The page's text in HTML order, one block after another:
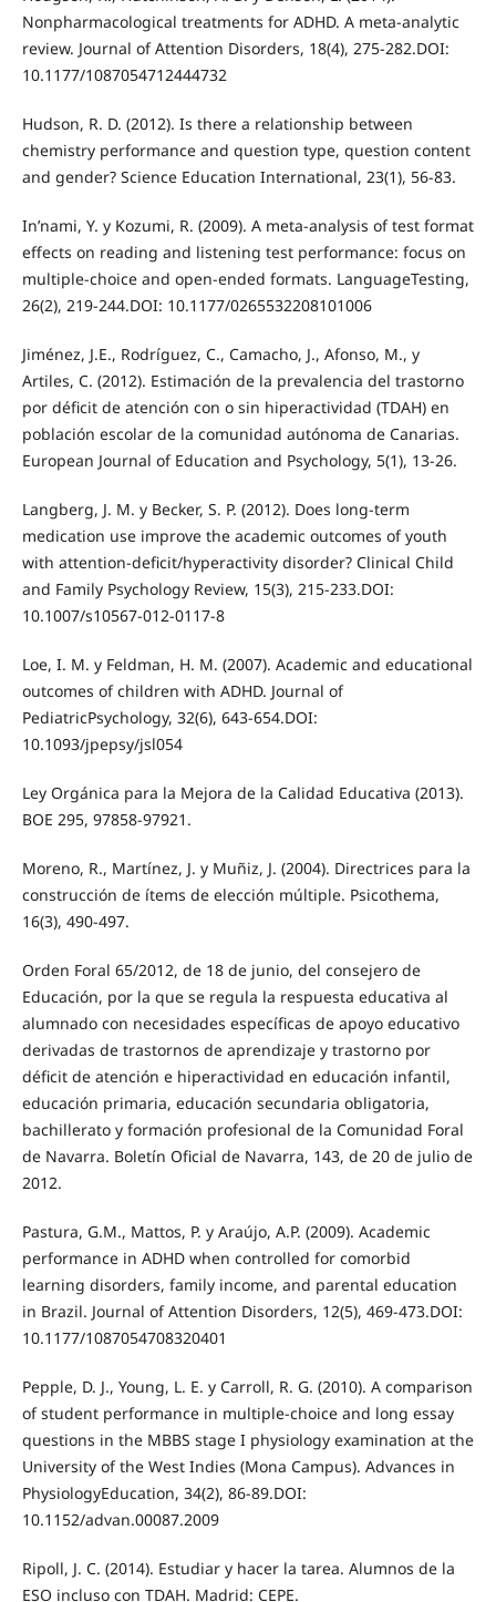
Nonpharmacological treatments for ADHD. A meta-analytic
review. Journal of Attention Disorders, 18(4), 275-282.DOI:
10.1177/1087054712444732
Hudson, R. D. (2012). Is there a relationship between
chemistry performance and question type, question content
and gender? Science Education International, 23(1), 56-83.
In’nami, Y. y Kozumi, R. (2009). A meta-analysis of test format
effects on reading and listening test performance: focus on
multiple-choice and open-ended formats. LanguageTesting,
26(2), 219-244.DOI: 10.1177/0265532208101006
Jiménez, J.E., Rodríguez, C., Camacho, J., Afonso, M., y
Artiles, C. (2012). Estimación de la prevalencia del trastorno
por déficit de atención con o sin hiperactividad (TDAH) en
población escolar de la comunidad autónoma de Canarias.
European Journal of Education and Psychology, 5(1), 13-26.
Langberg, J. M. y Becker, S. P. (2012). Does long-term
medication use improve the academic outcomes of youth
with attention-deficit/hyperactivity disorder? Clinical Child
and Family Psychology Review, 15(3), 215-233.DOI:
10.1007/s10567-012-0117-8
Loe, I. M. y Feldman, H. M. (2007). Academic and educational
outcomes of children with ADHD. Journal of
PediatricPsychology, 32(6), 643-654.DOI:
10.1093/jpepsy/jsl054
Ley Orgánica para la Mejora de la Calidad Educativa (2013).
BOE 295, 97858-97921.
Moreno, R., Martínez, J. y Muñiz, J. (2004). Directrices para la
construcción de ítems de elección múltiple. Psicothema,
16(3), 490-497.
Orden Foral 65/2012, de 18 de junio, del consejero de
Educación, por la que se regula la respuesta educativa al
alumnado con necesidades específicas de apoyo educativo
derivadas de trastornos de aprendizaje y trastorno por
déficit de atención e hiperactividad en educación infantil,
educación primaria, educación secundaria obligatoria,
bachillerato y formación profesional de la Comunidad Foral
de Navarra. Boletín Oficial de Navarra, 143, de 20 de julio de
2012.
Pastura, G.M., Mattos, P. y Araújo, A.P. (2009). Academic
performance in ADHD when controlled for comorbid
learning disorders, family income, and parental education
in Brazil. Journal of Attention Disorders, 12(5), 469-473.DOI:
10.1177/1087054708320401
Pepple, D. J., Young, L. E. y Carroll, R. G. (2010). A comparison
of student performance in multiple-choice and long essay
questions in the MBBS stage I physiology examination at the
University of the West Indies (Mona Campus). Advances in
PhysiologyEducation, 34(2), 86-89.DOI:
10.1152/advan.00087.2009
Ripoll, J. C. (2014). Estudiar y hacer la tarea. Alumnos de la
ESO incluso con TDAH. Madrid: CEPE.